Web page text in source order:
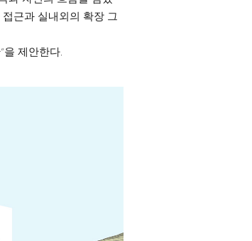
근과 실내외의 확장 그
을 제안한다.